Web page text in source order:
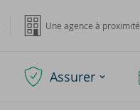
Une agence à proximité
Assurer